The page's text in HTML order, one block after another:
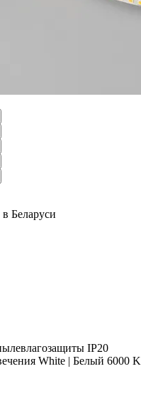
Беларуси
IP20
White | Белый 6000 K